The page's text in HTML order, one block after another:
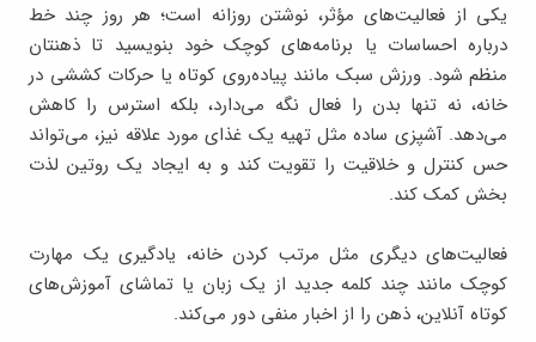
یکی از فعالیت‌های مؤثر، نوشتن روزانه است؛ هر روز چند خط
درباره احساسات یا برنامه‌های کوچک خود بنویسید تا ذهنتان
منظم شود. ورزش سبک مانند پیاده‌روی کوتاه یا حرکات کششی در
خانه، نه ‌تنها بدن را فعال نگه می‌دارد، بلکه استرس را کاهش
می‌دهد. آشپزی ساده مثل تهیه یک غذای مورد علاقه نیز، می‌تواند
حس کنترل و خلاقیت را تقویت کند و به ایجاد یک روتین لذت
‌بخش کمک کند.
‎فعالیت‌های دیگری مثل مرتب‌ کردن خانه، یادگیری یک مهارت
کوچک مانند چند کلمه جدید از یک زبان یا تماشای آموزش‌های
کوتاه آنلاین، ذهن را از اخبار منفی دور می‌کند.